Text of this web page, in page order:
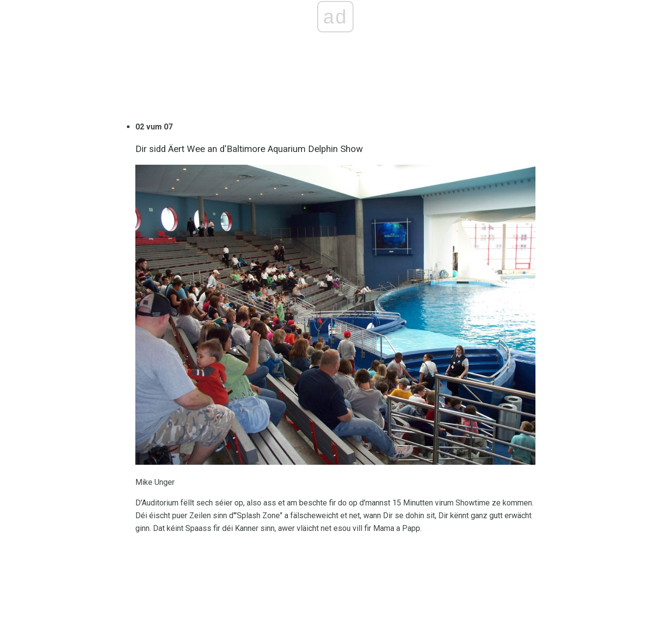
ad
02 vum 07
Dir sidd Äert Wee an d'Baltimore Aquarium Delphin Show
Mike Unger
D'Auditorium fëllt sech séier op, also ass et am beschte fir do op d'mannst 15 Minutten virum Showtime ze kommen.
Déi éischt puer Zeilen sinn d'"Splash Zone" a fälscheweicht et net, wann Dir se dohin sit, Dir kënnt ganz gutt erwächt
ginn. Dat kéint Spaass fir déi Kanner sinn, awer vläicht net esou vill fir Mama a Papp.